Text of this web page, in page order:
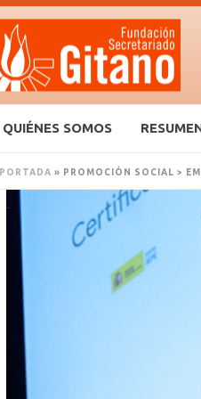
QUIÉNES SOMOS
PORTADA » PROMOCIÓN SOCIAL >